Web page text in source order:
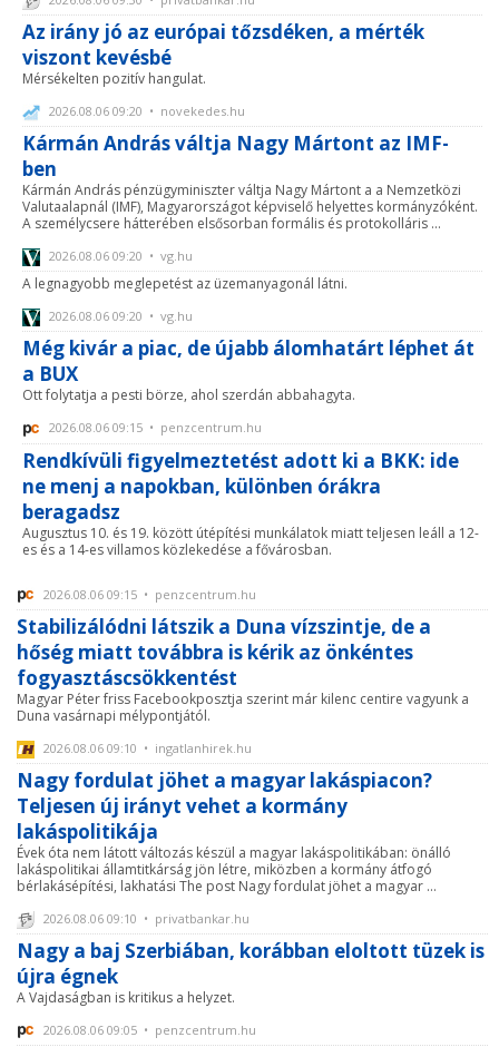
Az irány jó az európai tőzsdéken, a mérték
viszont kevésbé
Mérsékelten pozitív hangulat.
2026.08.06 09:20 • novekedes.hu
Kármán András váltja Nagy Mártont az IMF-
ben
Kármán András pénzügyminiszter váltja Nagy Mártont a a Nemzetközi
Valutaalapnál (IMF), Magyarországot képviselő helyettes kormányzóként.
A személycsere hátterében elsősorban formális és protokolláris ...
2026.08.06 09:20 • vg.hu
A legnagyobb meglepetést az üzemanyagonál látni.
2026.08.06 09:20 • vg.hu
Még kivár a piac, de újabb álomhatárt léphet át
a BUX
Ott folytatja a pesti börze, ahol szerdán abbahagyta.
2026.08.06 09:15 • penzcentrum.hu
Rendkívüli figyelmeztetést adott ki a BKK: ide
ne menj a napokban, különben órákra
beragadsz
Augusztus 10. és 19. között útépítési munkálatok miatt teljesen leáll a 12-
es és a 14-es villamos közlekedése a fővárosban.
2026.08.06 09:15 • penzcentrum.hu
Stabilizálódni látszik a Duna vízszintje, de a
hőség miatt továbbra is kérik az önkéntes
fogyasztáscsökkentést
Magyar Péter friss Facebookposztja szerint már kilenc centire vagyunk a
Duna vasárnapi mélypontjától.
2026.08.06 09:10 • ingatlanhirek.hu
Nagy fordulat jöhet a magyar lakáspiacon?
Teljesen új irányt vehet a kormány
lakáspolitikája
Évek óta nem látott változás készül a magyar lakáspolitikában: önálló
lakáspolitikai államtitkárság jön létre, miközben a kormány átfogó
bérlakásépítési, lakhatási The post Nagy fordulat jöhet a magyar ...
2026.08.06 09:10 • privatbankar.hu
Nagy a baj Szerbiában, korábban eloltott tüzek is
újra égnek
A Vajdaságban is kritikus a helyzet.
2026.08.06 09:05 • penzcentrum.hu